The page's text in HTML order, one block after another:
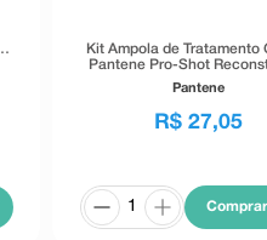
Kit Ampola de Tratamento
Pantene Pro-Shot
Molecular Pro-V 3
Cada
Pantene
R$ 27,05
Comprar